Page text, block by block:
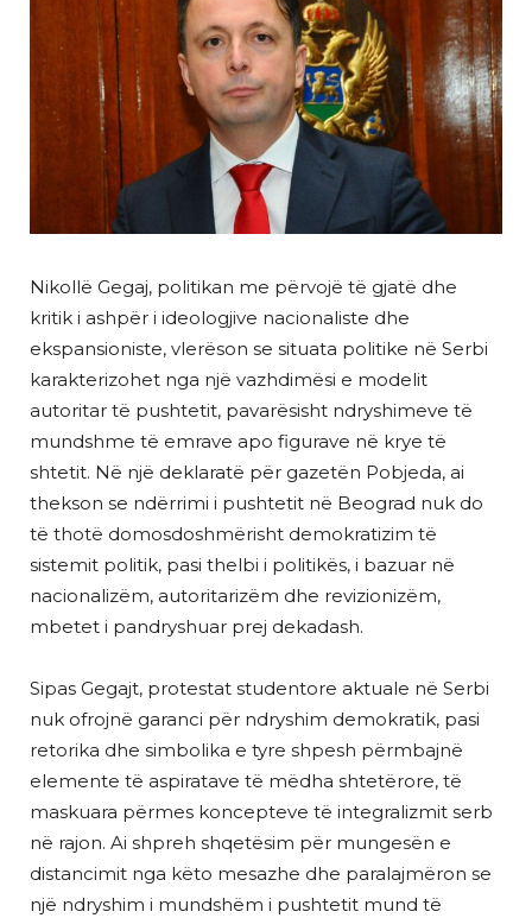
Nikollë Gegaj, politikan me përvojë të gjatë dhe
kritik i ashpër i ideologjive nacionaliste dhe
ekspansioniste, vlerëson se situata politike në Serbi
karakterizohet nga një vazhdimësi e modelit
autoritar të pushtetit, pavarësisht ndryshimeve të
mundshme të emrave apo figurave në krye të
shtetit. Në një deklaratë për gazetën Pobjeda, ai
thekson se ndërrimi i pushtetit në Beograd nuk do
të thotë domosdoshmërisht demokratizim të
sistemit politik, pasi thelbi i politikës, i bazuar në
nacionalizëm, autoritarizëm dhe revizionizëm,
mbetet i pandryshuar prej dekadash.
Sipas Gegajt, protestat studentore aktuale në Serbi
nuk ofrojnë garanci për ndryshim demokratik, pasi
retorika dhe simbolika e tyre shpesh përmbajnë
elemente të aspiratave të mëdha shtetërore, të
maskuara përmes koncepteve të integralizmit serb
në rajon. Ai shpreh shqetësim për mungesën e
distancimit nga këto mesazhe dhe paralajmëron se
një ndryshim i mundshëm i pushtetit mund të